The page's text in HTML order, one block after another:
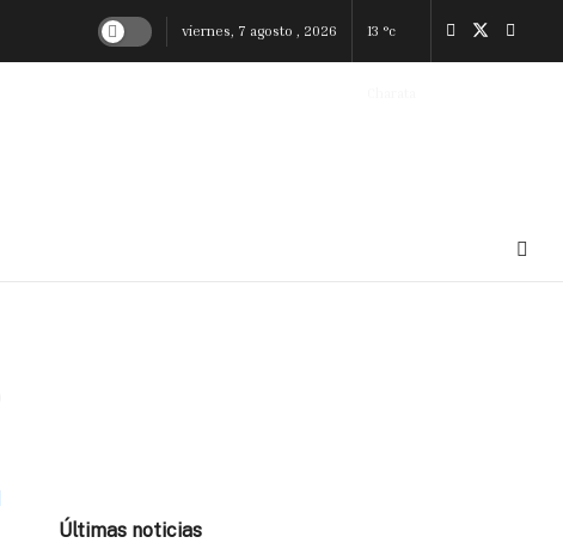
viernes, 7 agosto , 2026 13 °c
Últimas noticias